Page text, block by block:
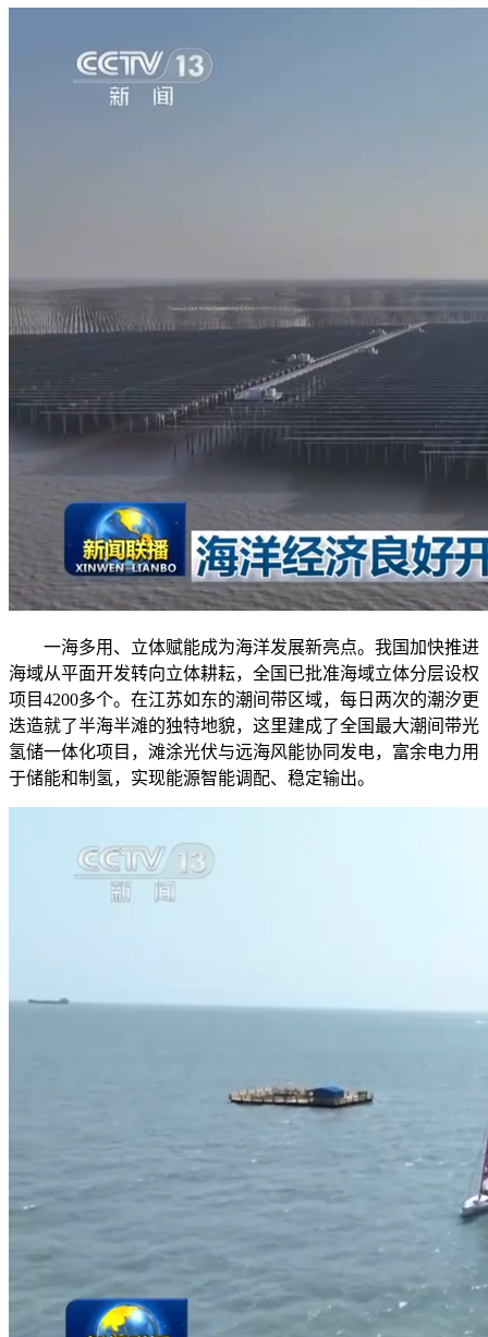
一海多用、立体赋能成为海洋发展新亮点。我国加快推进
海域从平面开发转向立体耕耘，全国已批准海域立体分层设权
项目4200多个。在江苏如东的潮间带区域，每日两次的潮汐更
迭造就了半海半滩的独特地貌，这里建成了全国最大潮间带光
氢储一体化项目，滩涂光伏与远海风能协同发电，富余电力用
于储能和制氢，实现能源智能调配、稳定输出。